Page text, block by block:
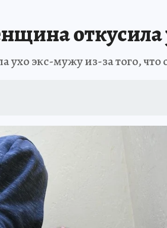
экс-мужу из-за того, что